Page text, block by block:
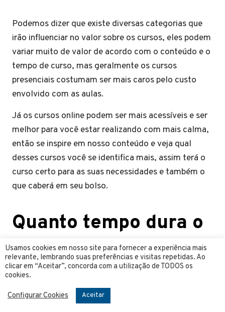
Podemos dizer que existe diversas categorias que
irão influenciar no valor sobre os cursos, eles podem
variar muito de valor de acordo com o conteúdo e o
tempo de curso, mas geralmente os cursos
presenciais costumam ser mais caros pelo custo
envolvido com as aulas.
Já os cursos online podem ser mais acessíveis e ser
melhor para você estar realizando com mais calma,
então se inspire em nosso conteúdo e veja qual
desses cursos você se identifica mais, assim terá o
curso certo para as suas necessidades e também o
que caberá em seu bolso.
Quanto tempo dura o
curso de
maquiagem?
Usamos cookies em nosso site para fornecer a experiência mais
relevante, lembrando suas preferências e visitas repetidas. Ao
clicar em “Aceitar”, concorda com a utilização de TODOS os
cookies.
Configurar Cookies Aceitar